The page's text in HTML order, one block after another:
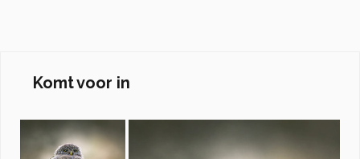
Komt voor in